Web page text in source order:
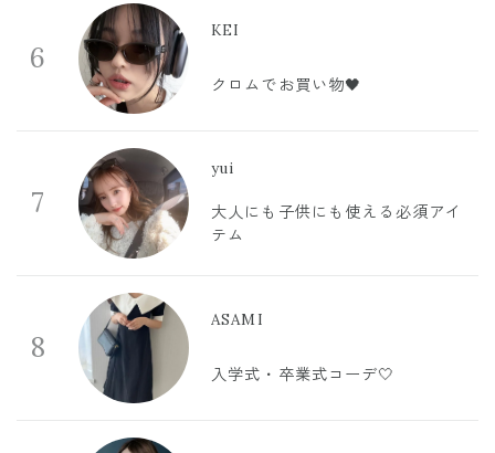
6
KEI
クロムでお買い物🖤
7
yui
大人にも子供にも使える必須アイ
テム
8
ASAMI
入学式・卒業式コーデ🤍